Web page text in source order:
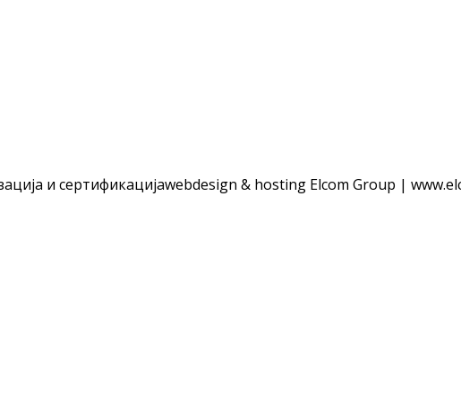
и сертификацијаwebdesign & hosting Elcom Group |